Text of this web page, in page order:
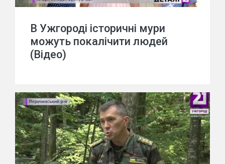
В Ужгороді історичні мури
можуть покалічити людей
(Відео)